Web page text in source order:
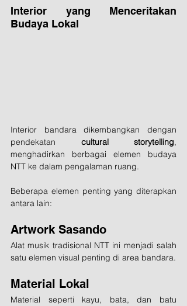
Interior yang Menceritakan
Budaya Lokal
Interior bandara dikembangkan dengan
pendekatan cultural storytelling,
menghadirkan berbagai elemen budaya
NTT ke dalam pengalaman ruang.
Beberapa elemen penting yang diterapkan
antara lain:
Artwork Sasando
Alat musik tradisional NTT ini menjadi salah
satu elemen visual penting di area bandara.
Material Lokal
Material seperti kayu, bata, dan batu